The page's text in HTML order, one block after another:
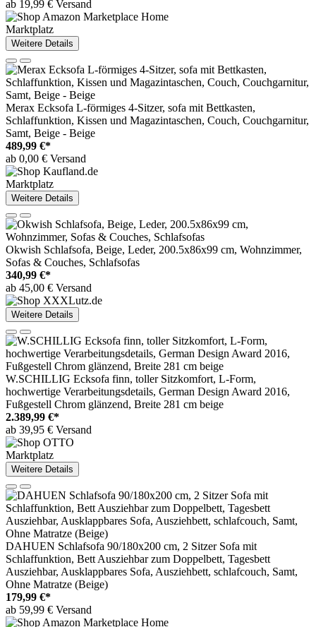
ab 19,99 € Versand
Marktplatz
Weitere Details
Merax Ecksofa L-förmiges 4-Sitzer, sofa mit Bettkasten,
Schlaffunktion, Kissen und Magazintaschen, Couch, Couchgarnitur,
Samt, Beige - Beige
489,99 €*
ab 0,00 € Versand
Marktplatz
Weitere Details
Okwish Schlafsofa, Beige, Leder, 200.5x86x99 cm, Wohnzimmer,
Sofas & Couches, Schlafsofas
340,99 €*
ab 45,00 € Versand
Weitere Details
W.SCHILLIG Ecksofa finn, toller Sitzkomfort, L-Form,
hochwertige Verarbeitungsdetails, German Design Award 2016,
Fußgestell Chrom glänzend, Breite 281 cm beige
2.389,99 €*
ab 39,95 € Versand
Marktplatz
Weitere Details
DAHUEN Schlafsofa 90/180x200 cm, 2 Sitzer Sofa mit
Schlaffunktion, Bett Ausziehbar zum Doppelbett, Tagesbett
Ausziehbar, Ausklappbares Sofa, Ausziehbett, schlafcouch, Samt,
Ohne Matratze (Beige)
179,99 €*
ab 59,99 € Versand